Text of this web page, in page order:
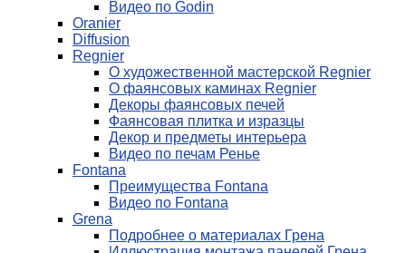
Видео по Godin
Oranier
Diffusion
Regnier
О художественной мастерской Regnier
О фаянсовых каминах Regnier
Декоры фаянсовых печей
Фаянсовая плитка и изразцы
Декор и предметы интерьера
Видео по печам Ренье
Fontana
Преимущества Fontana
Видео по Fontana
Grena
Подробнее о материалах Грена